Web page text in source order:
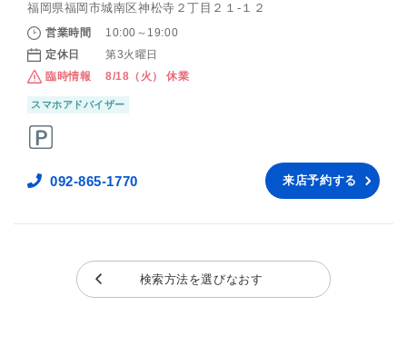
福岡県福岡市城南区神松寺２丁目２１‐１２
営業時間
10:00～19:00
定休日
第3火曜日
臨時情報
8/18（火） 休業
スマホアドバイザー
092-865-1770 来店予約する
検索方法を選びなおす